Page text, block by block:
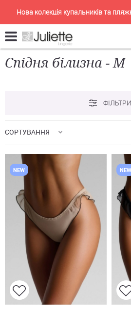
Нова колекція купальників та
Спідня білизна - M
ФІЛЬТРИ
СОРТУВАННЯ
NEW NEW